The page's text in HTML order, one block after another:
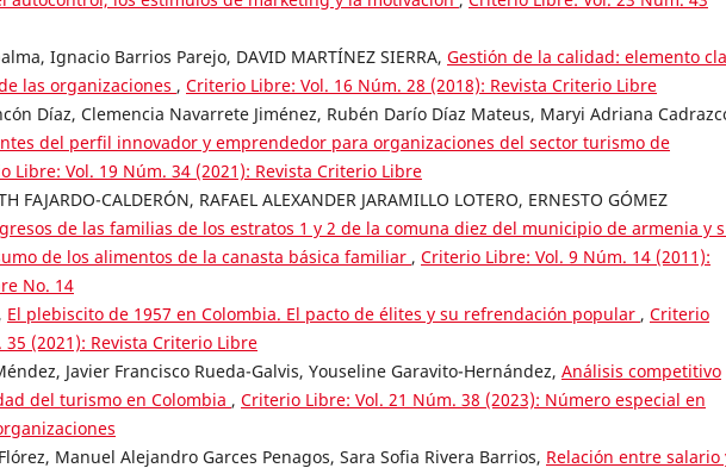
Ignacio Barrios Parejo, DAVID MARTÍNEZ SIERRA, Gestión de la calidad: elemento
las organizaciones , Criterio Libre: Vol. 16 Núm. 28 (2018): Revista Criterio Libre
Díaz, Clemencia Navarrete Jiménez, Rubén Darío Díaz Mateus, Maryi Adriana
del perfil innovador y emprendedor para organizaciones del sector turismo de
Libre: Vol. 19 Núm. 34 (2021): Revista Criterio Libre
FAJARDO-CALDERÓN, RAFAEL ALEXANDER JARAMILLO LOTERO, ERNESTO GÓMEZ
de las familias de los estratos 1 y 2 de la comuna diez del municipio de armenia y
de los alimentos de la canasta básica familiar , Criterio Libre: Vol. 9 Núm. 14 (2011):
No. 14
El plebiscito de 1957 en Colombia. El pacto de élites y su refrendación popular , Criterio
35 (2021): Revista Criterio Libre
Javier Francisco Rueda-Galvis, Youseline Garavito-Hernández, Análisis competitivo
del turismo en Colombia , Criterio Libre: Vol. 21 Núm. 38 (2023): Número especial en
Manuel Alejandro Garces Penagos, Sara Sofia Rivera Barrios, Relación entre salario